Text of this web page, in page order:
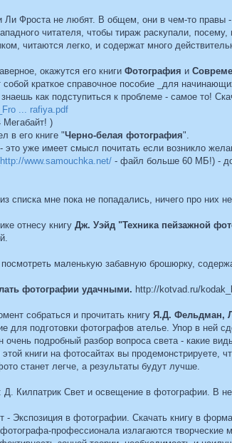
Фроста не любят. В общем, они в чем-то правы
читателя, чтобы тираж раскупали,
читаются легко, и содержат много
окажутся его книги Фотография и
собой краткое справочное пособие _для
как подступиться к проблеме - самое то!
... rafiya.pdf
)
в его книге "Черно-белая фотография".
- это уже имеет смысл почитать если возникло
http://www.samouchka.net/ - файл больше 60 МБ!) -
списка мне пока не попадались, ничего про них
отнесу книгу Дж. Уэйд "Техника пейзажной
посмотреть маленькую забавную брошюрку,
фотографии удачными. http://kotvad.ru/
собраться и прочитать книгу Я.Д. Фельдман,
для подготовки фотографов ателье. Упор в ней
подробный разбор вопроса света - какие
книги на фотосайтах вы
станет легче, а результаты будут лучше.
Д. Килпатрик Свет и освещение в фотографии. В
- Экспозиция в фотографии. Скачать книгу в
фотографа-профессионала излагаются